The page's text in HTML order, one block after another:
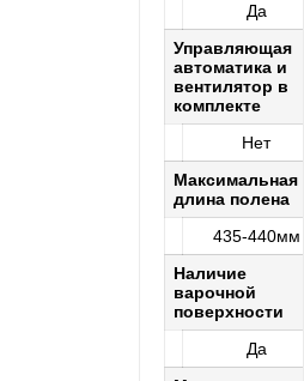
Да
Управляющая
автоматика и
вентилятор в
комплекте
Нет
Максимальная
длина полена
435-440мм
Наличие
варочной
поверхности
Да